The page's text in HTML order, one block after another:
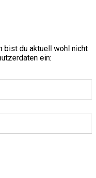
bist du aktuell wohl nicht
ein: